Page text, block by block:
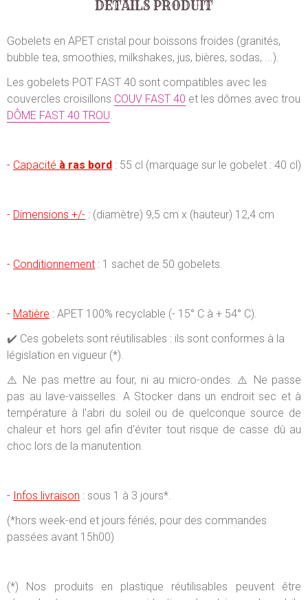
DÉTAILS PRODUIT
Gobelets en APET cristal pour boissons froides (granités,
bubble tea, smoothies, milkshakes, jus, bières, sodas, ...).
Les gobelets POT FAST 40 sont compatibles avec les
couvercles croisillons COUV FAST 40 et les dômes avec trou
DÔME FAST 40 TROU.
- Capacité à ras bord : 55 cl (marquage sur le gobelet : 40 cl)
- Dimensions +/- : (diamètre) 9,5 cm x (hauteur) 12,4 cm
- Conditionnement : 1 sachet de 50 gobelets.
- Matière : APET 100% recyclable (- 15° C à + 54° C).
✔️ Ces gobelets sont réutilisables : ils sont conformes à la
législation en vigueur (*).
⚠️ Ne pas mettre au four, ni au micro-ondes. ⚠️ Ne passe
pas au lave-vaisselles. A Stocker dans un endroit sec et à
température à l'abri du soleil ou de quelconque source de
chaleur et hors gel afin d'éviter tout risque de casse dû au
choc lors de la manutention.
- Infos livraison : sous 1 à 3 jours*.
(*hors week-end et jours fériés, pour des commandes
passées avant 15h00)
(*) Nos produits en plastique réutilisables peuvent être